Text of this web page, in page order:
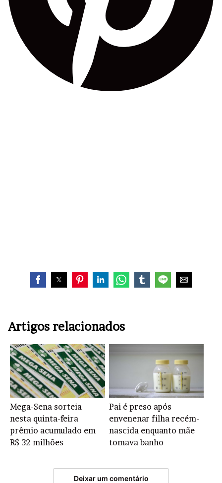
Artigos relacionados
Mega-Sena sorteia
nesta quinta-feira
prêmio acumulado em
R$ 32 milhões
Pai é preso após
envenenar filha recém-
nascida enquanto mãe
tomava banho
Deixar um comentário